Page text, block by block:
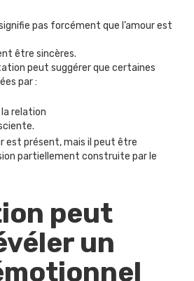
pas forcément que l’amour est
être sincères.
peut suggérer que certaines
par :
relation
est présent, mais il peut être
partiellement construite par le
peut
un